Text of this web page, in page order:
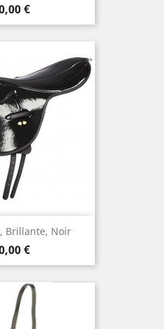
€
Brillante, Noir
€